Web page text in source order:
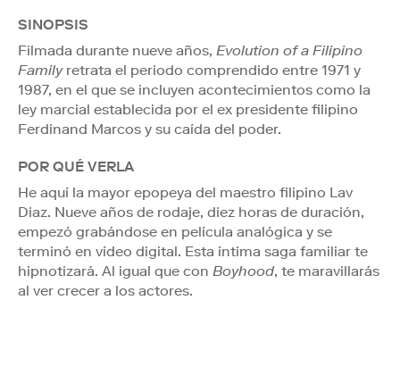
SINOPSIS
Filmada durante nueve años, Evolution of a Filipino
Familyretrata el periodo comprendido entre 1971 y
1987, en el que se incluyen acontecimientos como la
ley marcial establecida por el ex presidente filipino
Ferdinand Marcos y su caída del poder.
POR QUÉ VERLA
He aquí la mayor epopeya del maestro filipino Lav
Diaz. Nueve años de rodaje, diez horas de duración,
empezó grabándose en película analógica y se
terminó en vídeo digital. Esta íntima saga familiar te
hipnotizará. Al igual que con Boyhood, te maravillarás
al ver crecer a los actores.